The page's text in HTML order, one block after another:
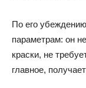
По его убеждению
параметрам: он
краски, не
главное,